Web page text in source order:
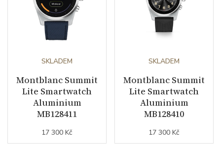
SKLADEM
Montblanc Summit
Lite Smartwatch
Aluminium
MB128411
17 300 Kč
SKLADEM
Montblanc Summit
Lite Smartwatch
Aluminium
MB128410
17 300 Kč